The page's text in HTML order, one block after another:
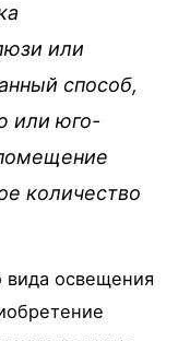
или
способ,
или юго-
количество
вида освещения